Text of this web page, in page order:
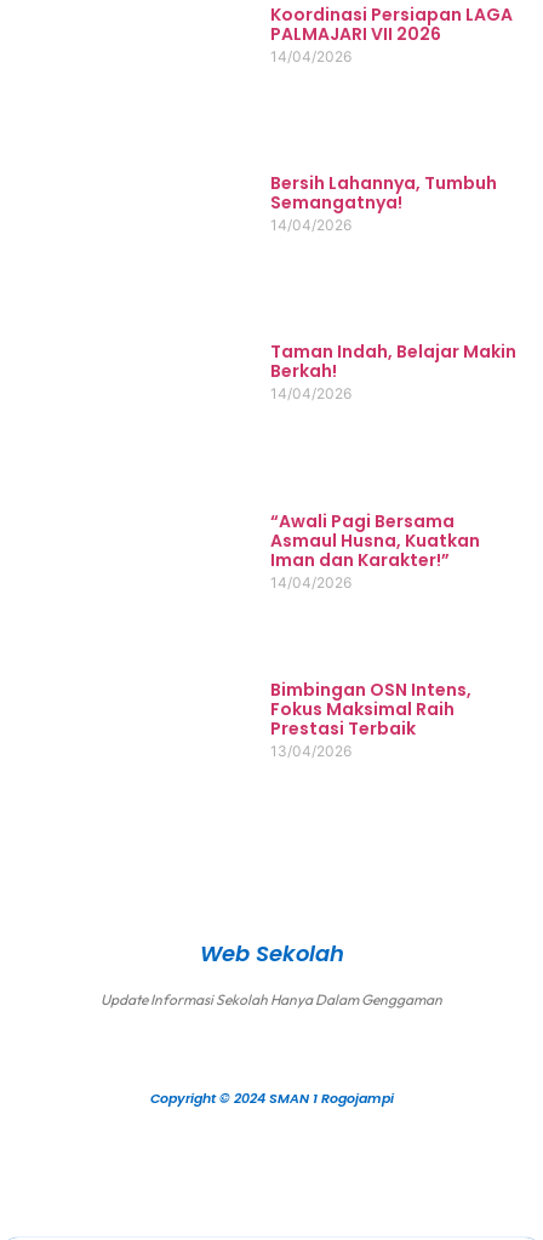
Koordinasi Persiapan LAGA
PALMAJARI VII 2026
14/04/2026
Bersih Lahannya, Tumbuh
Semangatnya!
14/04/2026
Taman Indah, Belajar Makin
Berkah!
14/04/2026
“Awali Pagi Bersama
Asmaul Husna, Kuatkan
Iman dan Karakter!”
14/04/2026
Bimbingan OSN Intens,
Fokus Maksimal Raih
Prestasi Terbaik
13/04/2026
Web Sekolah
Update Informasi Sekolah Hanya Dalam Genggaman
Copyright © 2024 SMAN 1 Rogojampi